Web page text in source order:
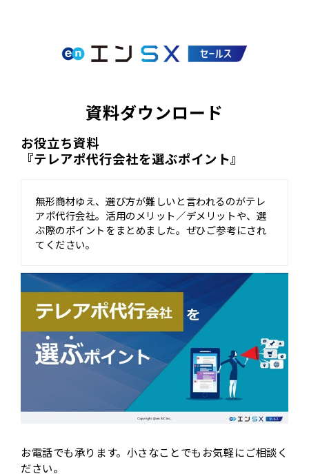
資料ダウンロード
お役立ち資料
『テレアポ代行会社を選ぶポイント』
無形商材ゆえ、選び方が難しいと言われるのがテレ
アポ代行会社。活用のメリット／デメリットや、選
ぶ際のポイントをまとめました。ぜひご参考にされ
てください。
お電話でも承ります。小さなことでもお気軽にご相談く
ださい。